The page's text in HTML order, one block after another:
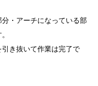
・アーチになっている部
き抜いて作業は完了で